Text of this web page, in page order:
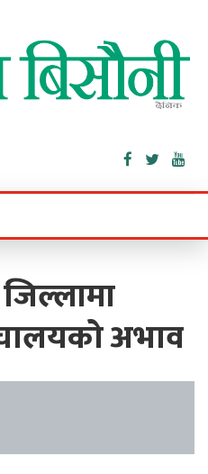
अभाव